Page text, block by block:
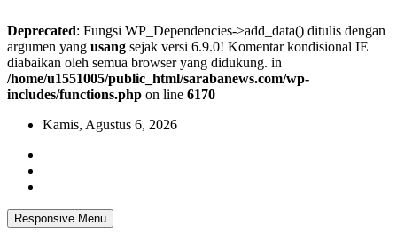
Deprecated: Fungsi WP_Dependencies->add_data() ditulis dengan
argumen yang usang sejak versi 6.9.0! Komentar kondisional IE
diabaikan oleh semua browser yang didukung. in
/home/u1551005/public_html/sarabanews.com/wp-
includes/functions.php on line 6170
Skip
content
Kamis, Agustus 6, 2026
Responsive Menu